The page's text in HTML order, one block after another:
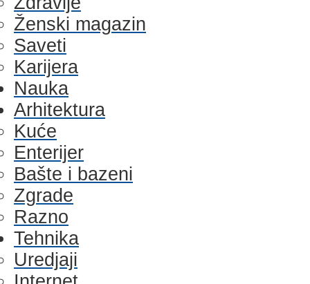
Ženski magazin
Saveti
Karijera
Nauka
Arhitektura
Kuće
Enterijer
Bašte i bazeni
Zgrade
Razno
Tehnika
Uredjaji